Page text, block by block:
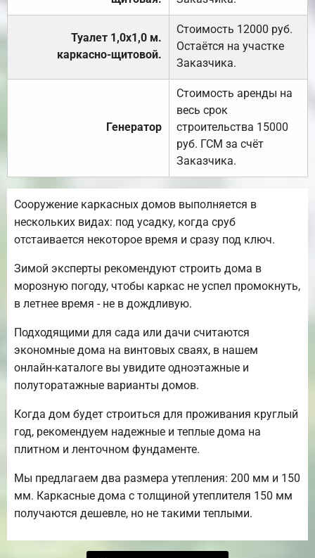
Туалет 1,0х1,0 м.
каркасно-щитовой.
Стоимость 12000 руб.
Остаётся на участке
Заказчика.
Генератор
Стоимость аренды на
весь срок
строительства 15000
руб. ГСМ за счёт
Заказчика.
Сооружение каркасных домов выполняется в
нескольких видах: под усадку, когда сруб
отстаивается некоторое время и сразу под ключ.
Зимой эксперты рекомендуют строить дома в
морозную погоду, чтобы каркас не успел промокнуть,
в летнее время - не в дождливую.
Подходящими для сада или дачи считаются
экономные дома на винтовых сваях, в нашем
онлайн-каталоге вы увидите одноэтажные и
полуторатажные варианты домов.
Когда дом будет строиться для проживания круглый
год, рекомендуем надежные и теплые дома на
плитном и ленточном фундаменте.
Мы предлагаем два размера утепления: 200 мм и 150
мм. Каркасные дома с толщиной утеплителя 150 мм
получаются дешевле, но не такими теплыми.